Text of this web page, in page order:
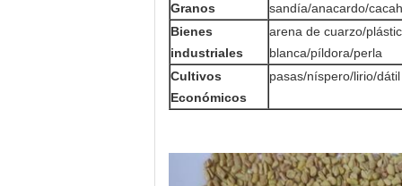
Granos
sandía/anacardo/
Bienes
industriales
arena de cuarzo/
blanca/píldora/perla
Cultivos
Económicos
pasas/níspero/lirio/